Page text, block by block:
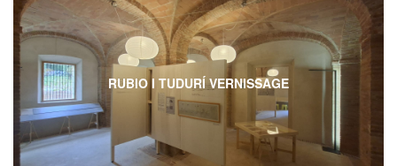
RUBIO I TUDURÍ VERNISSAGE